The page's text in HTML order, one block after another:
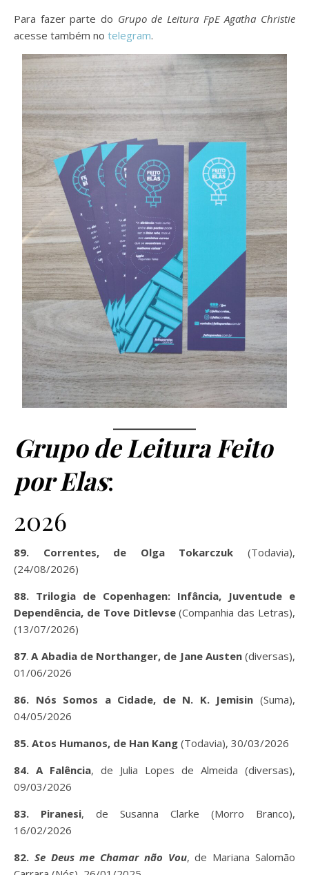
Para fazer parte do Grupo de Leitura FpE Agatha Christie
acesse também no telegram.
Grupo de Leitura Feito
por Elas:
2026
89. Correntes, de Olga Tokarczuk (Todavia),
(24/08/2026)
88. Trilogia de Copenhagen: Infância, Juventude e
Dependência, de Tove Ditlevse(Companhia das Letras),
(13/07/2026)
87.A Abadia de Northanger, de Jane Austen(diversas),
01/06/2026
86. Nós Somos a Cidade, de N. K. Jemisin (Suma),
04/05/2026
85. Atos Humanos, de Han Kang (Todavia), 30/03/2026
84. A Falência, de Julia Lopes de Almeida (diversas),
09/03/2026
83. Piranesi, de Susanna Clarke (Morro Branco),
16/02/2026
82. Se Deus me Chamar não Vou, de Mariana Salomão